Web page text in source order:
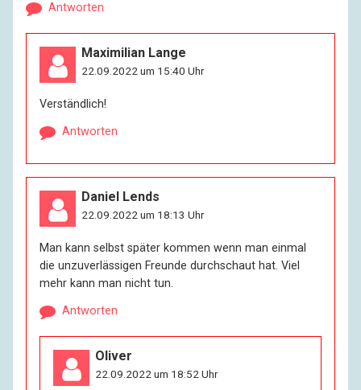
Antworten
Maximilian Lange
22.09.2022 um 15:40 Uhr
Verständlich!
Antworten
Daniel Lends
22.09.2022 um 18:13 Uhr
Man kann selbst später kommen wenn man einmal
die unzuverlässigen Freunde durchschaut hat. Viel
mehr kann man nicht tun.
Antworten
Oliver
22.09.2022 um 18:52 Uhr